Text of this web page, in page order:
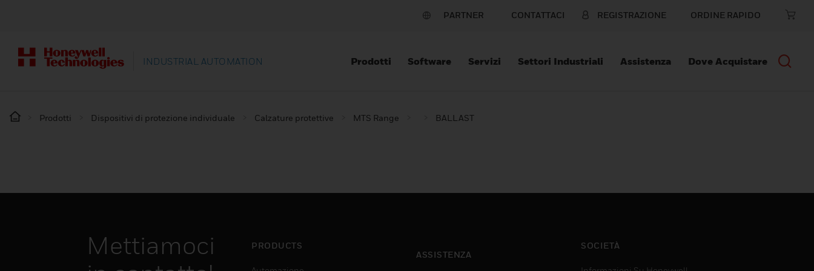
PARTNER CONTATTACI REGISTRAZIONE ORDINE RAPIDO
INDUSTRIAL AUTOMATION Prodotti Software Servizi Settori Industriali Assistenza Dove Acquistare
Prodotti Dispositivi di protezione individuale Calzature protettive MTS Range BALLAST
Mettiamoci
PRODUCTS
ASSISTENZA
SOCIETÀ